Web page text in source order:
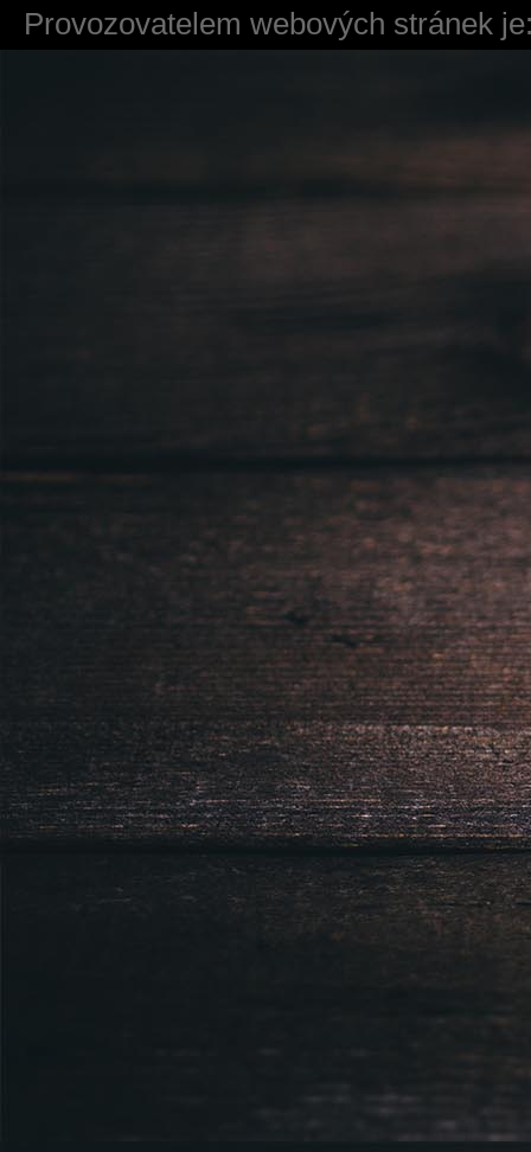
Provozovatelem webových stránek